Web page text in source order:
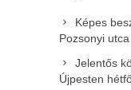
Képes
Pozsonyi
Jelentős
Újpesten